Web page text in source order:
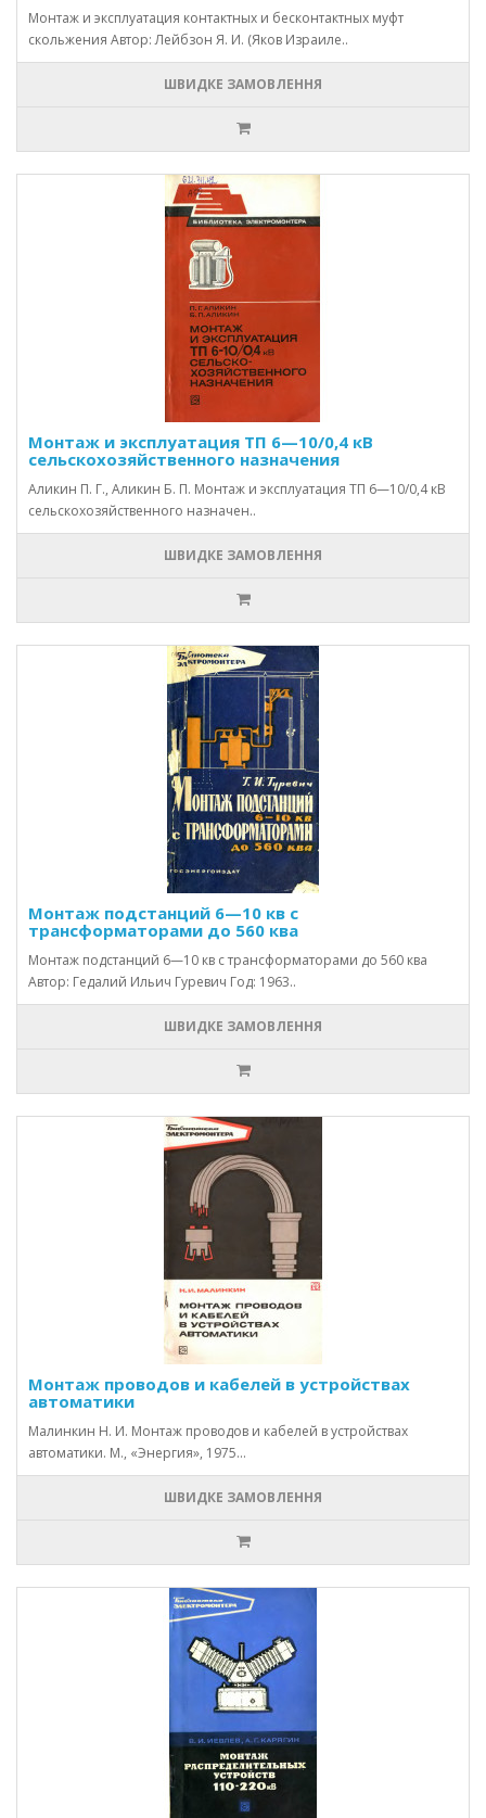
Монтаж и эксплуатация контактных и бесконтактных муфт
скольжения Автор: Лейбзон Я. И. (Яков Израиле..
ШВИДКЕ ЗАМОВЛЕННЯ
Монтаж и эксплуатация ТП 6—10/0,4 кВ
сельскохозяйственного назначения
Аликин П. Г., Аликин Б. П. Монтаж и эксплуатация ТП 6—10/0,4 кВ
сельскохозяйственного назначен..
ШВИДКЕ ЗАМОВЛЕННЯ
Монтаж подстанций 6—10 кв с
трансформаторами до 560 ква
Монтаж подстанций 6—10 кв с трансформаторами до 560 ква
Автор: Гедалий Ильич Гуревич Год: 1963..
ШВИДКЕ ЗАМОВЛЕННЯ
Монтаж проводов и кабелей в устройствах
автоматики
Малинкин Н. И. Монтаж проводов и кабелей в устройствах
автоматики. М., «Энергия», 1975...
ШВИДКЕ ЗАМОВЛЕННЯ